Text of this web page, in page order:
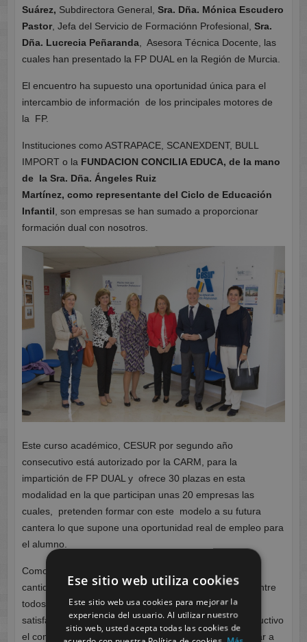
Suárez, Subdirectora General, Sra. Dña. Mónica Escudero
Pastor, Jefa del Servicio de Formaciónn Profesional, Sra.
Dña. Lucrecia Peñaranda, Asesora Técnica Docente, las
cuales han presentado la FP DUAL en la Región de Murcia.
El encuentro ha supuesto una oportunidad única para el
intercambio de información de los principales motores de
la FP.
Instituciones como ASTRAPACE, SCANEXDENT, BULL
IMPORT o la FUNDACION CONCILIA EDUCA, de la mano
de la Sra. Dña. Ángeles Ruiz
Martínez, como representante del Ciclo de Educación
Infantil, son empresas se han sumado a proporcionar
formación dual con nosotros.
Este curso académico, CESUR por segundo año
consecutivo está autorizado por la CARM, para la
impartición de FP DUAL y ofrece 30 plazas en esta
modalidad en la que participan unas 20 empresas las
cuales, pretenden formar con este modelo a su futura
cantera lo que supone una oportunidad real de empleo para
el alumno.
Como conclusión de este encuentro, nos quedan gran
cantidad de ideas nuevas para continuar mejorando entre
todos. Ha supuesto además, un éxito en cuanto a
satisfacción de los asistentes ya que ha sido muy productivo
el compartir las experiencias de los presentes, sin lugar a
Ese sitio web utiliza cookies
Este sitio web usa cookies para mejorar la
experiencia del usuario. Al utilizar nuestro
sitio web, usted acepta todas las cookies de